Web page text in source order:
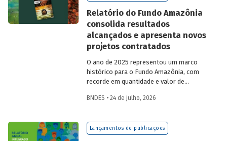
Relatório do Fundo Amazônia
consolida resultados
alcançados e apresenta novos
projetos contratados
O ano de 2025 representou um marco
histórico para o Fundo Amazônia, com
recorde em quantidade e valor de
desembolsos: foram 22 operações
bilhões, além de R$ 387 milhões
desembolsados. Ainda no período, foram
BNDES • 24 de julho, 2026
Lançamentos de publicações